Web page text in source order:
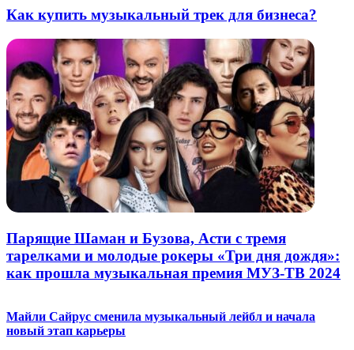
Как купить музыкальный трек для бизнеса?
Парящие Шаман и Бузова, Асти с тремя
тарелками и молодые рокеры «Три дня дождя»:
как прошла музыкальная премия МУЗ-ТВ 2024
Майли Сайрус сменила музыкальный лейбл и начала
новый этап карьеры